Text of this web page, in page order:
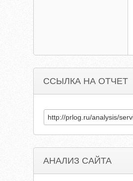
ССЫЛКА НА ОТЧЕТ
АНАЛИЗ САЙТА